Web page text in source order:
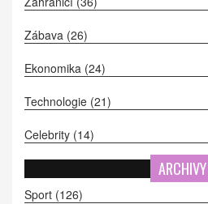
Zábava (26)
Ekonomika (24)
Technologie (21)
Celebrity (14)
ARCHIVY
Sport (126)